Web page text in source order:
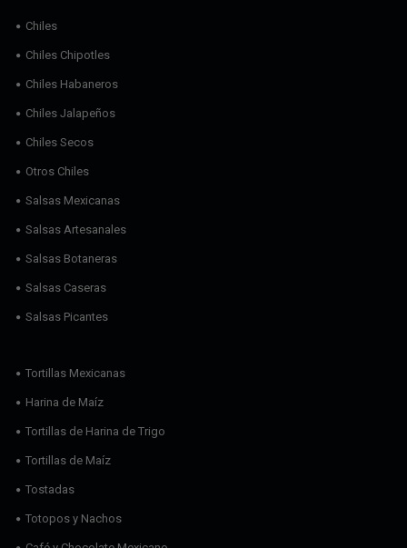
Chiles
Chiles Chipotles
Chiles Habaneros
Chiles Jalapeños
Chiles Secos
Otros Chiles
Salsas Mexicanas
Salsas Artesanales
Salsas Botaneras
Salsas Caseras
Salsas Picantes
Tortillas Mexicanas
Harina de Maíz
Tortillas de Harina de Trigo
Tortillas de Maíz
Tostadas
Totopos y Nachos